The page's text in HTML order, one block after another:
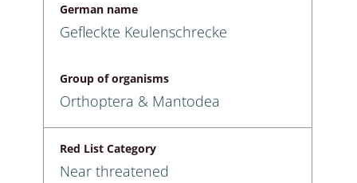
German name
Gefleckte Keulenschrecke
Group of organisms
Orthoptera & Mantodea
Red List Category
Near threatened